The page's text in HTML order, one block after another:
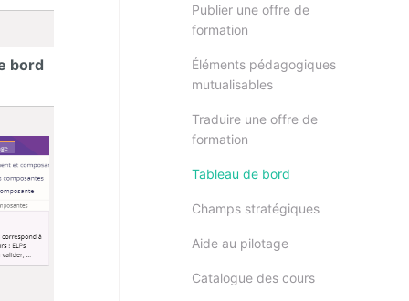
bord
Publier une offre de
formation
Éléments pédagogiques
mutualisables
Traduire une offre de
formation
Tableau de bord
Champs stratégiques
Aide au pilotage
Catalogue des cours